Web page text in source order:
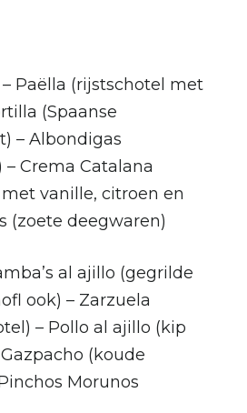
– Paëlla (rijstschotel met
(Spaanse
– Albondigas
Crema Catalana
vanille, citroen en
(zoete deegwaren)
al ajillo (gegrilde
ook) – Zarzuela
– Pollo al ajillo (kip
(koude
Morunos